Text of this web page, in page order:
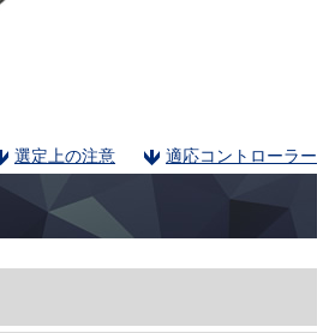
選定上の注意 適応コントローラー